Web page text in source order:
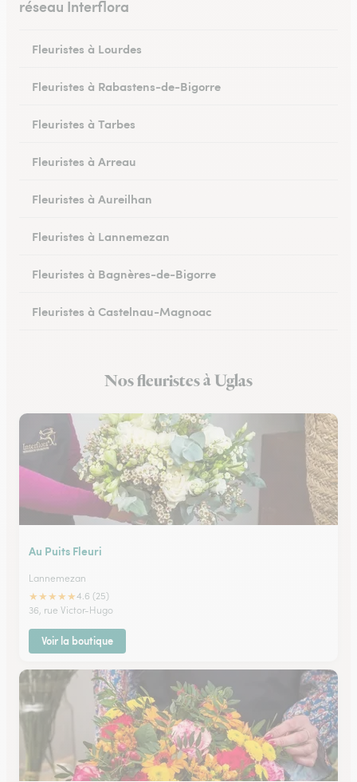
réseau Interflora
Fleuristes à Lourdes
Fleuristes à Rabastens-de-Bigorre
Fleuristes à Tarbes
Fleuristes à Arreau
Fleuristes à Aureilhan
Fleuristes à Lannemezan
Fleuristes à Bagnères-de-Bigorre
Fleuristes à Castelnau-Magnoac
Nos fleuristes à Uglas
Au Puits Fleuri
Lannemezan
★★★★★4.6 (25)
36, rue Victor-Hugo
Voir la boutique